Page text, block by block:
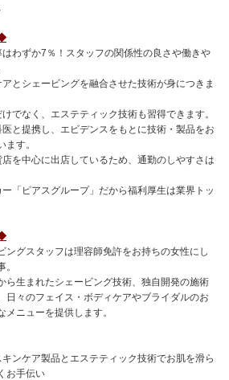
わずか7％！スタッフの関係性の良さや働きや
とシェービングを融合させた技術が身につきま
でなく、エステティック技術も習得できます。
と提携し、エビデンスをもとに技術・製品をお
ます。
を中心に出店しているため、通勤のしやすさは
「ピアスグループ」だから福利厚生は業界トッ
ングスタッフは理容師免許をお持ちの女性にし
ら生まれたシェービング技術、独自開発の施術
日々のフェイス・ボディケアやブライダルのお
メニューを提供します。
ンケア製品とエステティック技術でお肌を滑ら
お手伝い